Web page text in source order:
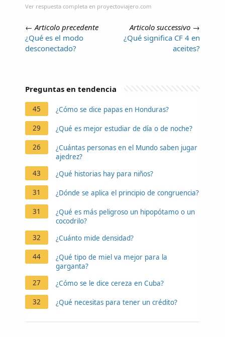
Ver respuesta completa en proyectoviajero.com
←Articolo precedente
¿Qué es el modo
desconectado?
Articolo successivo →
¿Qué significa CF 4 en
aceites?
Preguntas en tendencia
45 ¿Cómo se dice papas en Honduras?
29 ¿Qué es mejor estudiar de día o de noche?
26
¿Cuántas personas en el Mundo saben jugar
ajedrez?
43
¿Qué historias hay para niños?
31 ¿Dónde se aplica el principio de congruencia?
31
¿Qué es más peligroso un hipopótamo o un
cocodrilo?
32
¿Cuánto mide densidad?
44
¿Qué tipo de miel va mejor para la
garganta?
27
¿Cómo se le dice cereza en Cuba?
32 ¿Qué necesitas para tener un crédito?